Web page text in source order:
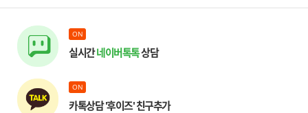
ON
실시간네이버톡톡상담
ON
카톡상담 '후이즈' 친구추가